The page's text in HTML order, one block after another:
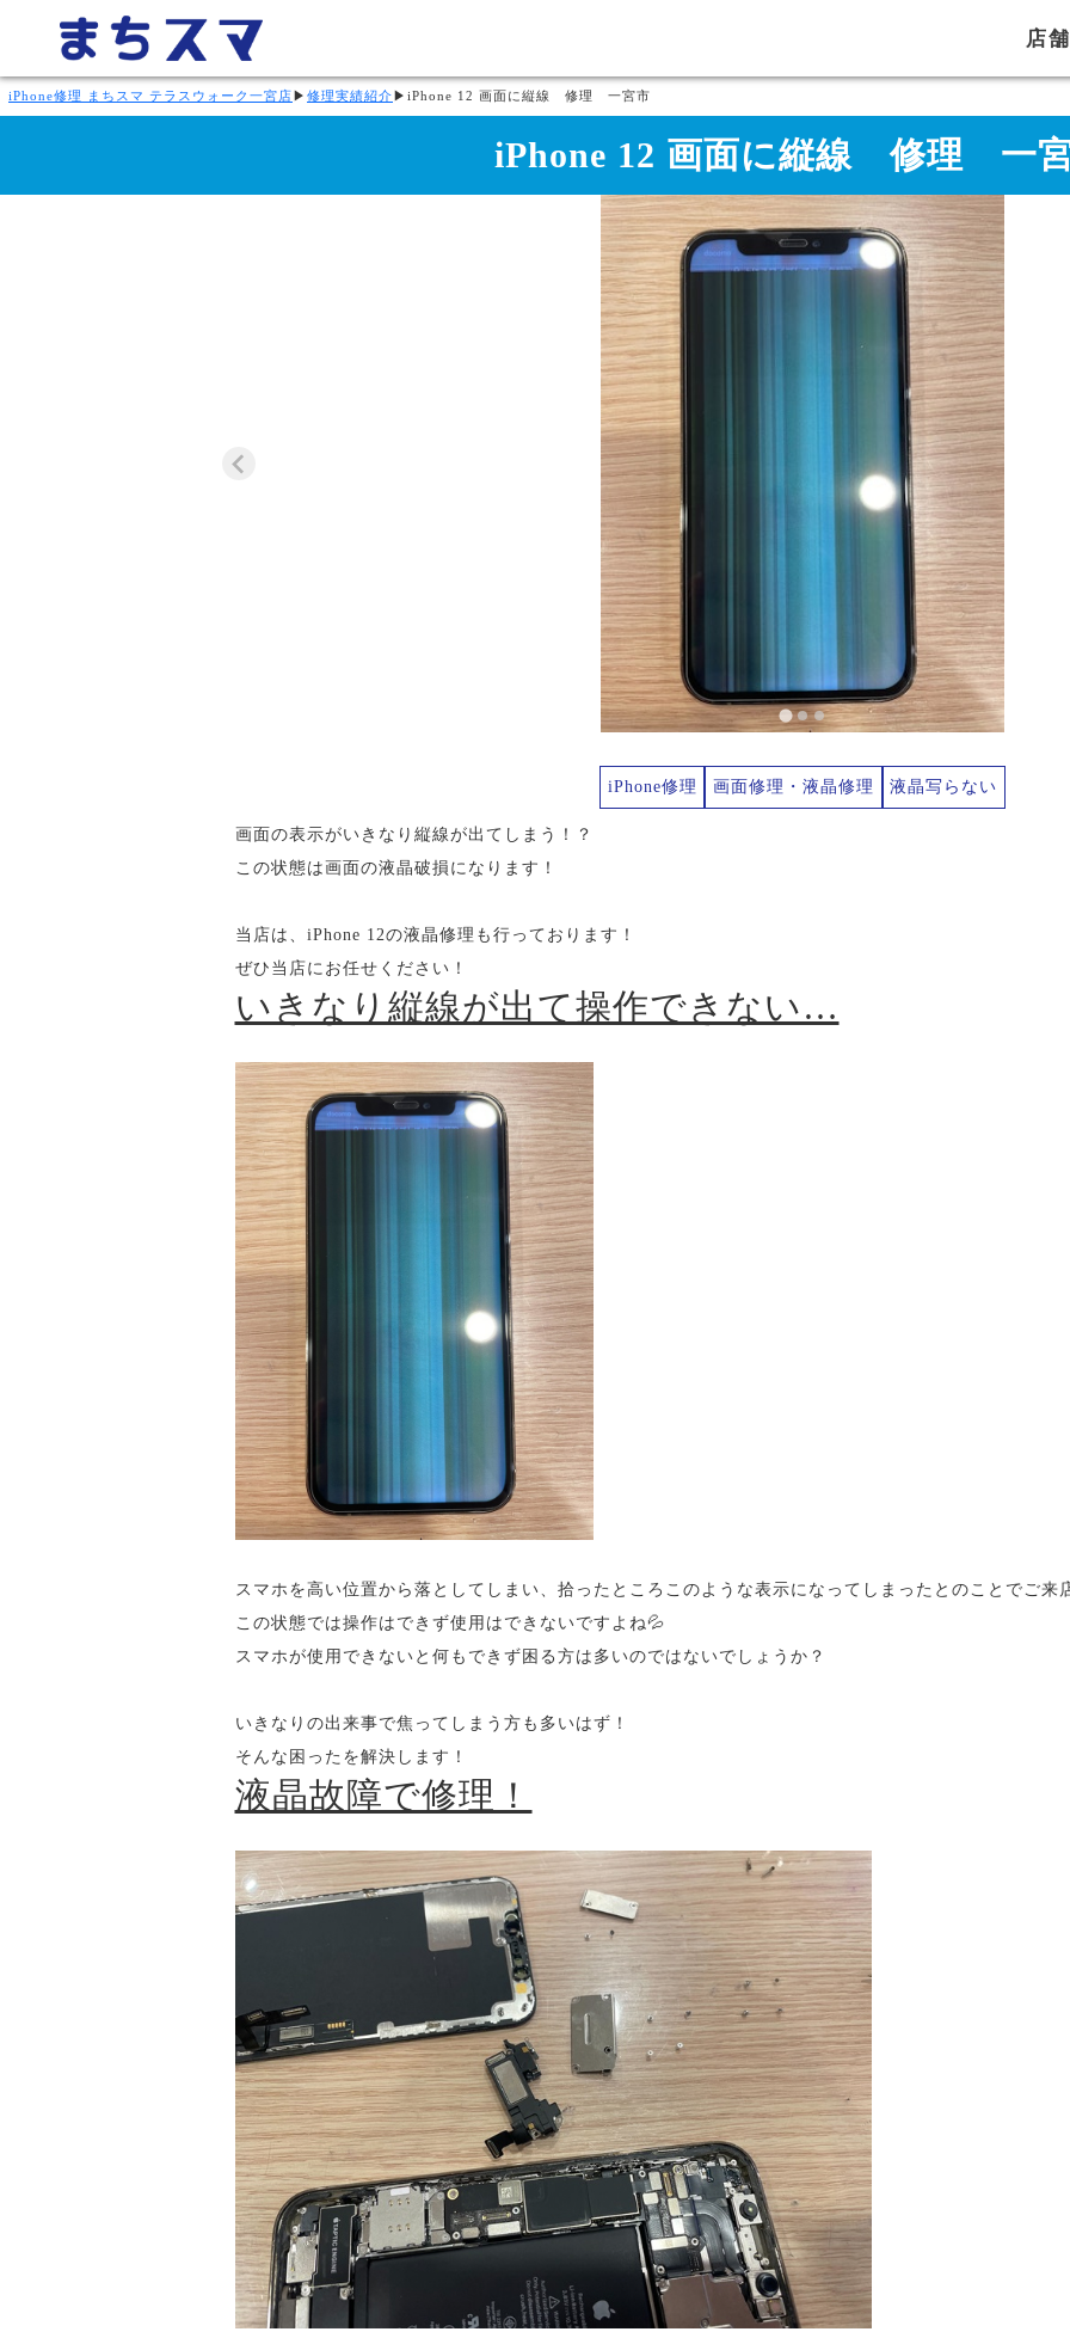
店
iPhone修理 まちスマ テラスウォーク一宮店 ▶ 修理実績紹介 ▶ iPhone 12 画面に縦線 修理 一宮市
iPhone 12 画面に縦線 修理 一
iPhone修理 画面修理・液晶修理 液晶写らない
画面の表示がいきなり縦線が出てしまう！？
この状態は画面の液晶破損になります！
当店は、iPhone 12の液晶修理も行っております！
ぜひ当店にお任せください！
いきなり縦線が出て操作できない…
スマホを高い位置から落としてしまい、拾ったところこのような表示になってしまったとのことでご来
この状態では操作はできず使用はできないですよね💦
スマホが使用できないと何もできず困る方は多いのではないでしょうか？
いきなりの出来事で焦ってしまう方も多いはず！
そんな困ったを解決します！
液晶故障で修理！